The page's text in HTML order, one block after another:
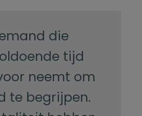
die
tijd
neemt om
te begrijpen.